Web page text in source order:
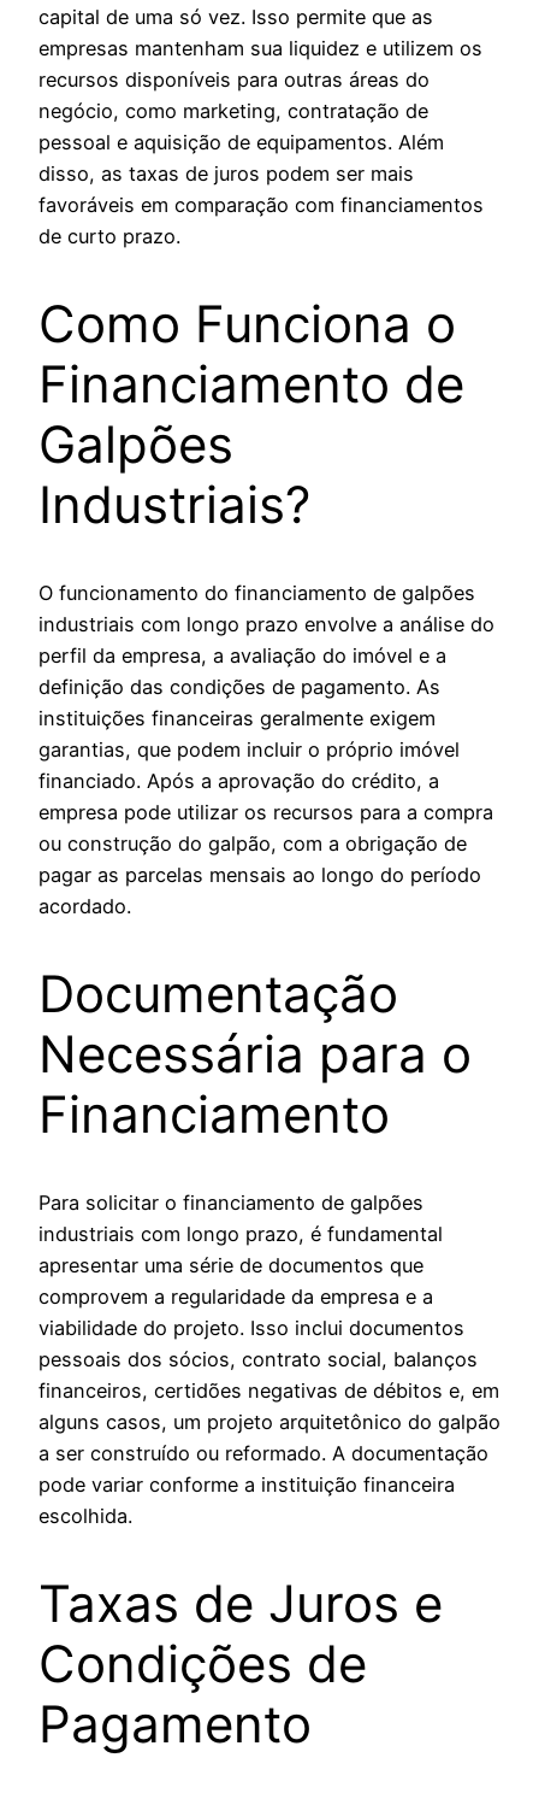
capital de uma só vez. Isso permite que as
empresas mantenham sua liquidez e utilizem os
recursos disponíveis para outras áreas do
negócio, como marketing, contratação de
pessoal e aquisição de equipamentos. Além
disso, as taxas de juros podem ser mais
favoráveis em comparação com financiamentos
de curto prazo.
Como Funciona o
Financiamento de
Galpões
Industriais?
O funcionamento do financiamento de galpões
industriais com longo prazo envolve a análise do
perfil da empresa, a avaliação do imóvel e a
definição das condições de pagamento. As
instituições financeiras geralmente exigem
garantias, que podem incluir o próprio imóvel
financiado. Após a aprovação do crédito, a
empresa pode utilizar os recursos para a compra
ou construção do galpão, com a obrigação de
pagar as parcelas mensais ao longo do período
acordado.
Documentação
Necessária para o
Financiamento
Para solicitar o financiamento de galpões
industriais com longo prazo, é fundamental
apresentar uma série de documentos que
comprovem a regularidade da empresa e a
viabilidade do projeto. Isso inclui documentos
pessoais dos sócios, contrato social, balanços
financeiros, certidões negativas de débitos e, em
alguns casos, um projeto arquitetônico do galpão
a ser construído ou reformado. A documentação
pode variar conforme a instituição financeira
escolhida.
Taxas de Juros e
Condições de
Pagamento